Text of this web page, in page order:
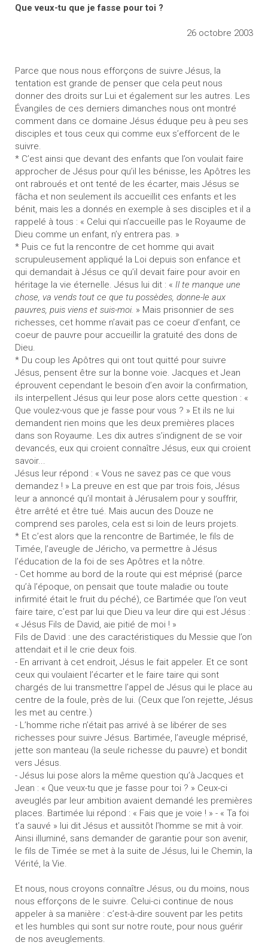
Que veux-tu que je fasse pour toi ?
26 octobre 2003
Parce que nous nous efforçons de suivre Jésus, la
tentation est grande de penser que cela peut nous
donner des droits sur Lui et également sur les autres. Les
Évangiles de ces derniers dimanches nous ont montré
comment dans ce domaine Jésus éduque peu à peu ses
disciples et tous ceux qui comme eux s’efforcent de le
suivre.
* C’est ainsi que devant des enfants que l’on voulait faire
approcher de Jésus pour qu’il les bénisse, les Apôtres les
ont rabroués et ont tenté de les écarter, mais Jésus se
fâcha et non seulement ils accueillit ces enfants et les
bénit, mais les a donnés en exemple à ses disciples et il a
rappelé à tous : « Celui qui n’accueille pas le Royaume de
Dieu comme un enfant, n’y entrera pas. »
* Puis ce fut la rencontre de cet homme qui avait
scrupuleusement appliqué la Loi depuis son enfance et
qui demandait à Jésus ce qu’il devait faire pour avoir en
héritage la vie éternelle. Jésus lui dit : « Il te manque une
chose, va vends tout ce que tu possèdes, donne-le aux
pauvres, puis viens et suis-moi. » Mais prisonnier de ses
richesses, cet homme n’avait pas ce coeur d’enfant, ce
coeur de pauvre pour accueillir la gratuité des dons de
Dieu.
* Du coup les Apôtres qui ont tout quitté pour suivre
Jésus, pensent être sur la bonne voie. Jacques et Jean
éprouvent cependant le besoin d’en avoir la confirmation,
ils interpellent Jésus qui leur pose alors cette question : «
Que voulez-vous que je fasse pour vous ? » Et ils ne lui
demandent rien moins que les deux premières places
dans son Royaume. Les dix autres s’indignent de se voir
devancés, eux qui croient connaître Jésus, eux qui croient
savoir...
Jésus leur répond : « Vous ne savez pas ce que vous
demandez ! » La preuve en est que par trois fois, Jésus
leur a annoncé qu’il montait à Jérusalem pour y souffrir,
être arrêté et être tué. Mais aucun des Douze ne
comprend ses paroles, cela est si loin de leurs projets.
* Et c’est alors que la rencontre de Bartimée, le fils de
Timée, l’aveugle de Jéricho, va permettre à Jésus
l’éducation de la foi de ses Apôtres et la nôtre.
- Cet homme au bord de la route qui est méprisé (parce
qu’à l’époque, on pensait que toute maladie ou toute
infirmité était le fruit du péché), ce Bartimée que l’on veut
faire taire, c’est par lui que Dieu va leur dire qui est Jésus :
« Jésus Fils de David, aie pitié de moi ! »
Fils de David : une des caractéristiques du Messie que l’on
attendait et il le crie deux fois.
- En arrivant à cet endroit, Jésus le fait appeler. Et ce sont
ceux qui voulaient l’écarter et le faire taire qui sont
chargés de lui transmettre l’appel de Jésus qui le place au
centre de la foule, près de lui. (Ceux que l’on rejette, Jésus
les met au centre.)
- L’homme riche n’était pas arrivé à se libérer de ses
richesses pour suivre Jésus. Bartimée, l’aveugle méprisé,
jette son manteau (la seule richesse du pauvre) et bondit
vers Jésus.
- Jésus lui pose alors la même question qu’à Jacques et
Jean : « Que veux-tu que je fasse pour toi ? » Ceux-ci
aveuglés par leur ambition avaient demandé les premières
places. Bartimée lui répond : « Fais que je voie ! » - « Ta foi
t’a sauvé » lui dit Jésus et aussitôt l’homme se mit à voir.
Ainsi illuminé, sans demander de garantie pour son avenir,
le fils de Timée se met à la suite de Jésus, lui le Chemin, la
Vérité, la Vie.
Et nous, nous croyons connaître Jésus, ou du moins, nous
nous efforçons de le suivre. Celui-ci continue de nous
appeler à sa manière : c’est-à-dire souvent par les petits
et les humbles qui sont sur notre route, pour nous guérir
de nos aveuglements.